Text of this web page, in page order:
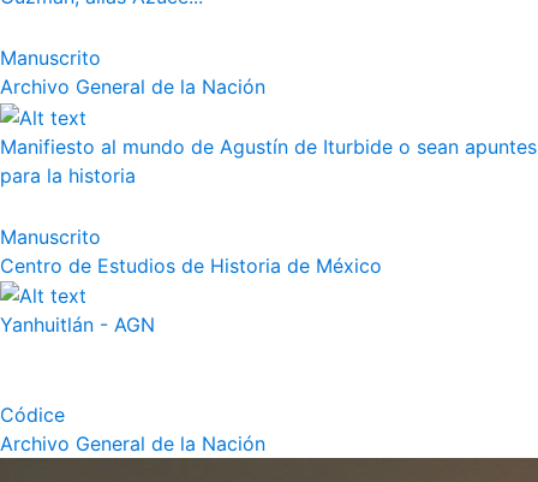
Manuscrito
Archivo General de la Nación
Manifiesto al mundo de Agustín de Iturbide o sean apuntes
para la historia
Manuscrito
Centro de Estudios de Historia de México
Yanhuitlán - AGN
Códice
Archivo General de la Nación